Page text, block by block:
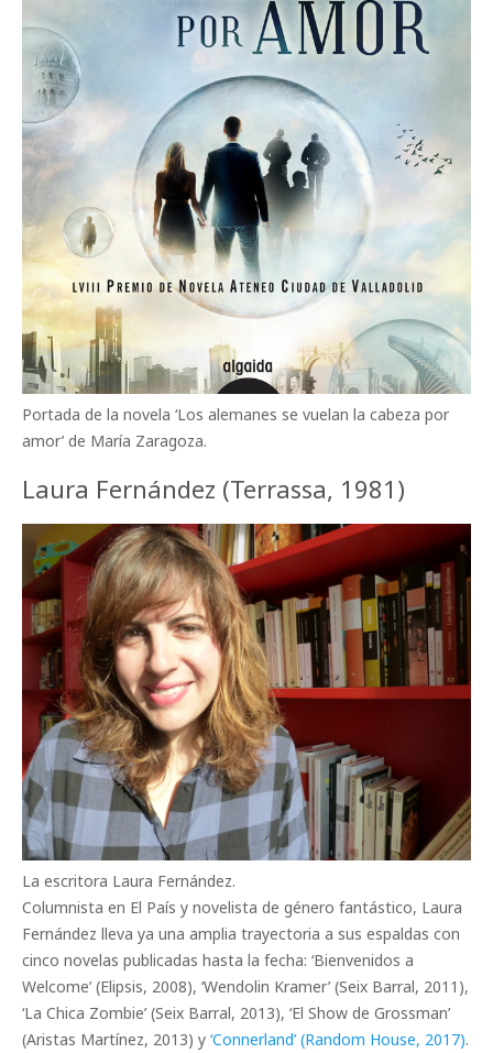
Portada de la novela ‘Los alemanes se vuelan la cabeza por
amor’ de María Zaragoza.
Laura Fernández (Terrassa, 1981)
La escritora Laura Fernández.
Columnista en El País y novelista de género fantástico, Laura
Fernández lleva ya una amplia trayectoria a sus espaldas con
cinco novelas publicadas hasta la fecha: ‘Bienvenidos a
Welcome’ (Elipsis, 2008), ‘Wendolin Kramer’ (Seix Barral, 2011),
‘La Chica Zombie’ (Seix Barral, 2013), ‘El Show de Grossman’
(Aristas Martínez, 2013) y ‘Connerland’ (Random House, 2017).